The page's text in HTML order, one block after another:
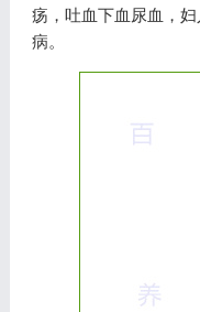
疡，吐血下血尿血，
病。